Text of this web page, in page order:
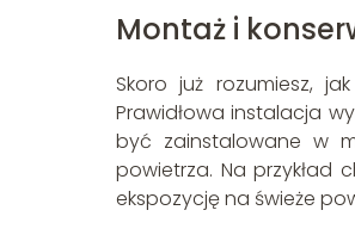
Montaż i
Skoro już rozumiesz,
Prawidłowa instalacja
być zainstalowane w
powietrza. Na przykład
ekspozycję na świeże